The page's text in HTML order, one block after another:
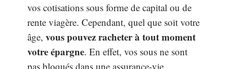
vos cotisations sous forme de capital ou de
rente viagère. Cependant, quel que soit votre
âge, vous pouvez racheter à tout moment
votre épargne. En effet, vos sous ne sont
pas bloqués dans une assurance-vie.